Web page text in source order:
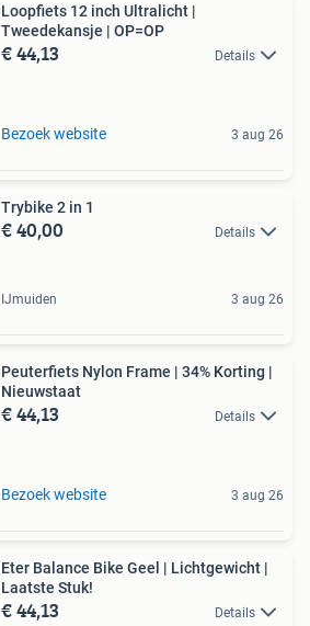
Loopfiets 12 inch Ultralicht |
Tweedekansje | OP=OP
€ 44,13 Details
Bezoek website 3 aug 26
Trybike 2 in 1
€ 40,00 Details
IJmuiden 3 aug 26
Peuterfiets Nylon Frame | 34% Korting |
Nieuwstaat
€ 44,13 Details
Bezoek website 3 aug 26
Eter Balance Bike Geel | Lichtgewicht |
Laatste Stuk!
€ 44,13 Details